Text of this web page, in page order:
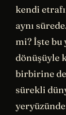
kendi
aynı
mi? İşte bu
dönüşüyle
birbirine
sürekli